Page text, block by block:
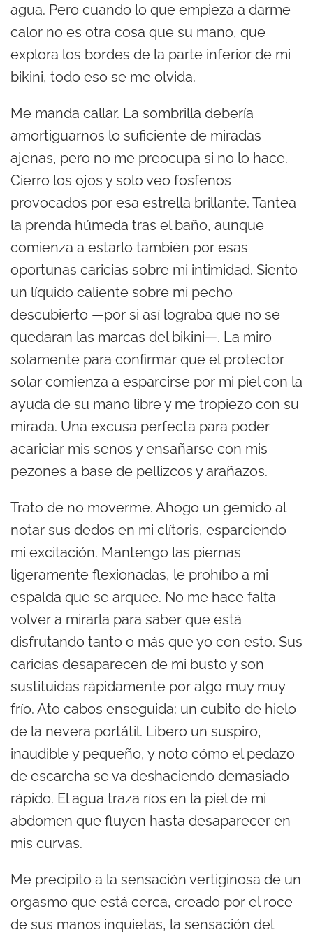
agua. Pero cuando lo que empieza a darme
calor no es otra cosa que su mano, que
explora los bordes de la parte inferior de mi
bikini, todo eso se me olvida.
Me manda callar. La sombrilla debería
amortiguarnos lo suficiente de miradas
ajenas, pero no me preocupa si no lo hace.
Cierro los ojos y solo veo fosfenos
provocados por esa estrella brillante. Tantea
la prenda húmeda tras el baño, aunque
comienza a estarlo también por esas
oportunas caricias sobre mi intimidad. Siento
un líquido caliente sobre mi pecho
descubierto —por si así lograba que no se
quedaran las marcas del bikini—. La miro
solamente para confirmar que el protector
solar comienza a esparcirse por mi piel con la
ayuda de su mano libre y me tropiezo con su
mirada. Una excusa perfecta para poder
acariciar mis senos y ensañarse con mis
pezones a base de pellizcos y arañazos.
Trato de no moverme. Ahogo un gemido al
notar sus dedos en mi clítoris, esparciendo
mi excitación. Mantengo las piernas
ligeramente flexionadas, le prohíbo a mi
espalda que se arquee. No me hace falta
volver a mirarla para saber que está
disfrutando tanto o más que yo con esto. Sus
caricias desaparecen de mi busto y son
sustituidas rápidamente por algo muy muy
frío. Ato cabos enseguida: un cubito de hielo
de la nevera portátil. Libero un suspiro,
inaudible y pequeño, y noto cómo el pedazo
de escarcha se va deshaciendo demasiado
rápido. El agua traza ríos en la piel de mi
abdomen que fluyen hasta desaparecer en
mis curvas.
Me precipito a la sensación vertiginosa de un
orgasmo que está cerca, creado por el roce
de sus manos inquietas, la sensación del